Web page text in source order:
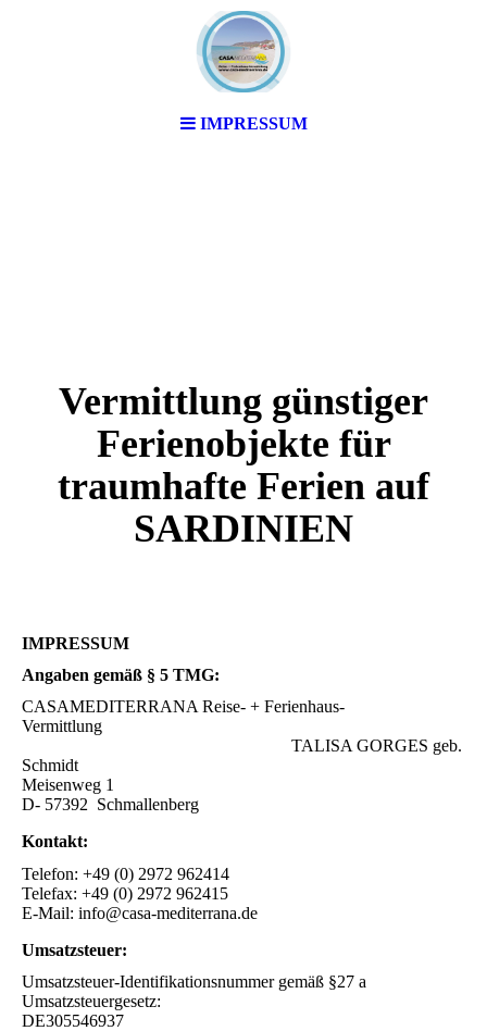
IMPRESSUM
Vermittlung günstiger
Ferienobjekte für
traumhafte Ferien auf
SARDINIEN
IMPRESSUM
Angaben gemäß § 5 TMG:
CASAMEDITERRANA Reise- + Ferienhaus-
Vermittlung
TALISA GORGES geb.
Schmidt
Meisenweg 1
D- 57392 Schmallenberg
Kontakt:
Telefon: +49 (0) 2972 962414
Telefax: +49 (0) 2972 962415
E-Mail: info@casa-mediterrana.de
Umsatzsteuer:
Umsatzsteuer-Identifikationsnummer gemäß §27 a
Umsatzsteuergesetz:
DE305546937